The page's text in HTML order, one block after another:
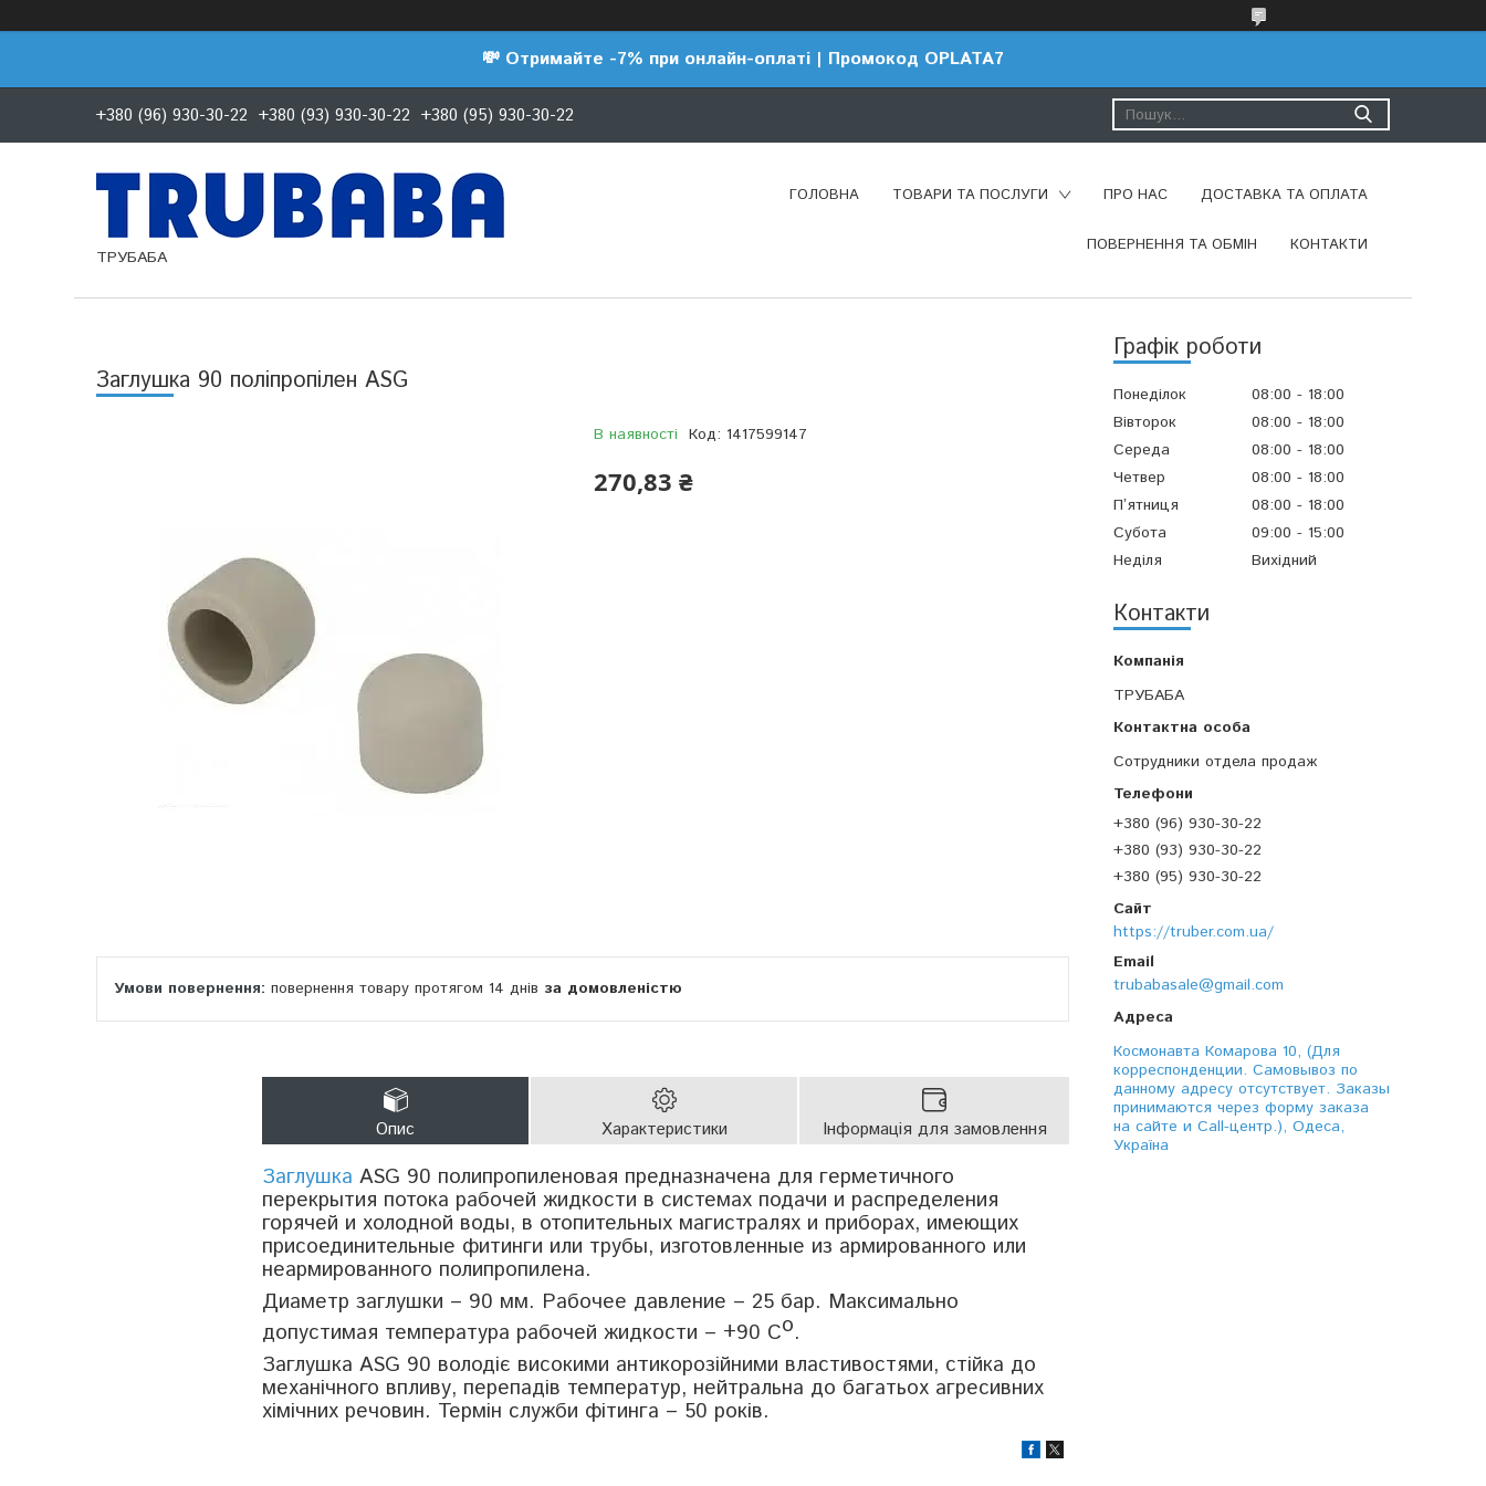
💸 Отримайте -7% при онлайн-оплаті | Промокод OPLATA7
+380 (96) 930-30-22 +380 (93) 930-30-22 +380 (95) 930-30-22
ТРУБАБА
ГОЛОВНА ТОВАРИ ТА ПОСЛУГИ ПРО НАС ДОСТАВКА ТА ОПЛАТА
ПОВЕРНЕННЯ ТА ОБМІН КОНТАКТИ
Графік роботи
Понеділок 08:00
18:00
Вівторок
08:00
18:00
Середа
08:00
18:00
Четвер
08:00
18:00
Пʼятниця
08:00
18:00
Субота
09:00
15:00
Неділя
Вихідний
Контакти
ТРУБАБА
Сотрудники отдела продаж
+380 (96) 930-30-22
+380 (93) 930-30-22
+380 (95) 930-30-22
https://truber.com.ua/
trubabasale@gmail.com
Космонавта Комарова 10, (Для
корреспонденции. Самовывоз по
данному адресу отсутствует. Заказы
принимаются через форму заказа
на сайте и Call-центр.), Одеса,
Україна
Заглушка 90 поліпропілен ASG
В наявності Код: 1417599147
270,83 ₴
повернення товару протягом 14 днів за домовленістю
Опис Характеристики Інформація для замовлення
Заглушка ASG 90 полипропиленовая предназначена для герметичного
перекрытия потока рабочей жидкости в системах подачи и распределения
горячей и холодной воды, в отопительных магистралях и приборах, имеющих
присоединительные фитинги или трубы, изготовленные из армированного или
неармированного полипропилена.
Диаметр заглушки – 90 мм. Рабочее давление – 25 бар. Максимально
допустимая температура рабочей жидкости – +90 Со.
Заглушка ASG 90 володіє високими антикорозійними властивостями, стійка до
механічного впливу, перепадів температур, нейтральна до багатьох агресивних
хімічних речовин. Термін служби фітинга – 50 років.